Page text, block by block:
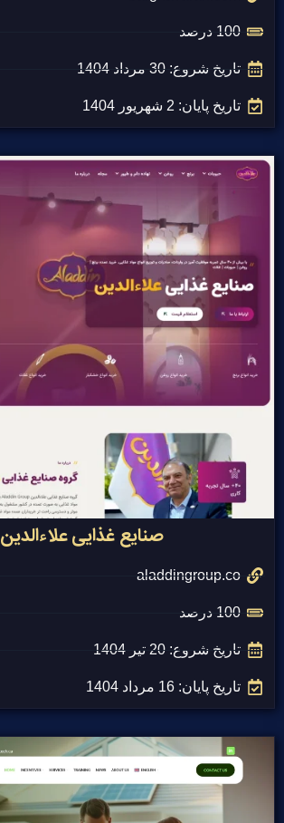
100 درصد
تاریخ شروع: 30 مرداد 1404
تاریخ پایان: 2 شهریور 1404
صنایع غذایی علاءالدین
aladdingroup.co
100 درصد
تاریخ شروع: 20 تیر 1404
تاریخ پایان: 16 مرداد 1404